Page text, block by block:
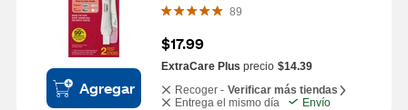
Agregar
89
$17.99
ExtraCare Plus precio $14.39
Recoger - Verificar más tiendas
Entrega el mismo día
Envío